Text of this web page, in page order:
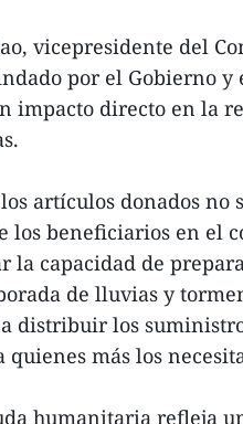
vicepresidente del
por el Gobierno
impacto directo en la
artículos donados
los beneficiarios en el
capacidad de
de lluvias y
distribuir los
más los
humanitaria refleja